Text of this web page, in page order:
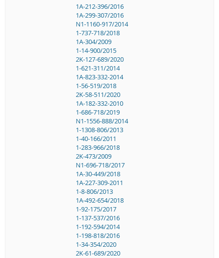
1A-212-396/2016
1A-299-307/2016
N1-1160-917/2014
1-737-718/2018
1A-304/2009
1-14-900/2015
2K-127-689/2020
1-621-311/2014
1A-823-332-2014
1-56-519/2018
2K-58-511/2020
1A-182-332-2010
1-686-718/2019
N1-1556-888/2014
1-1308-806/2013
1-40-166/2011
1-283-966/2018
2K-473/2009
N1-696-718/2017
1A-30-449/2018
1A-227-309-2011
1-8-806/2013
1A-492-654/2018
1-92-175/2017
1-137-537/2016
1-192-594/2014
1-198-818/2016
1-34-354/2020
2K-61-689/2020